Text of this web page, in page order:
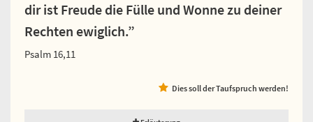
dir ist Freude die Fülle und Wonne zu deiner
Rechten ewiglich.”
Psalm 16,11
Dies soll der Taufspruch werden!